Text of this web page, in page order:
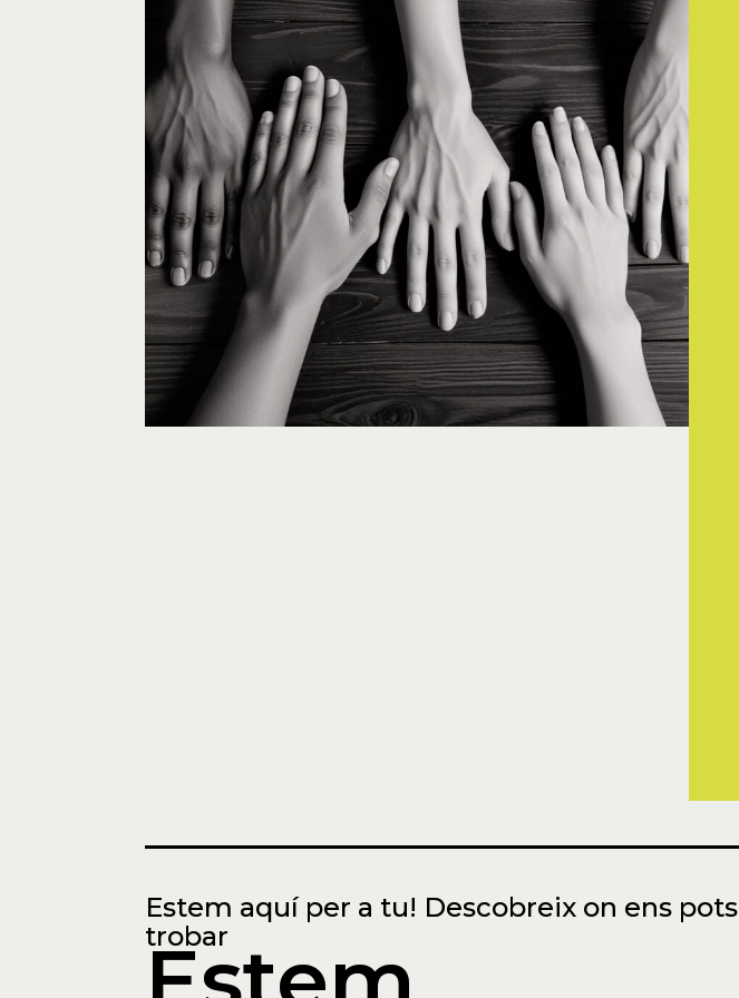
Estem aquí per a tu! Descobreix on ens pots
trobar